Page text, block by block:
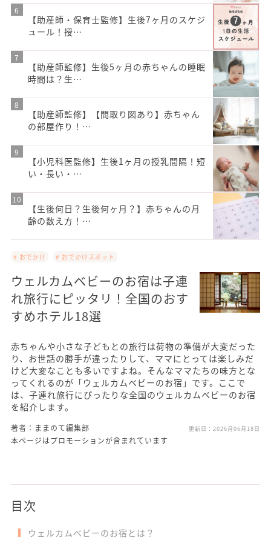
【助産師・保育士監修】生後7ヶ月のスケジ
ュール！授…
【助産師監修】生後5ヶ月の赤ちゃんの睡眠
時間は？生…
【助産師監修】【間取り図あり】赤ちゃん
の部屋作り！…
【小児科医監修】生後1ヶ月の授乳間隔！短
い・長い・…
【生後何日？生後何ヶ月？】赤ちゃんの月
齢の数え方！…
# おでかけ # おでかけスポット
ウェルカムベビーのお宿は子連
れ旅行にピッタリ！全国のおす
すめホテル18選
赤ちゃんや小さな子どもとの旅行は荷物の準備が大変だった
り、お世話の勝手が違ったりして、ママにとっては楽しみだ
けど大変なことも多いですよね。そんなママたちの味方とな
ってくれるのが「ウェルカムベビーのお宿」です。ここで
は、子連れ旅行にぴったりな全国のウェルカムベビーのお宿
を紹介します。
著者：ままのて編集部 更新日： 2026月06月18日
本ページはプロモーションが含まれています
目次
ウェルカムベビーのお宿とは？